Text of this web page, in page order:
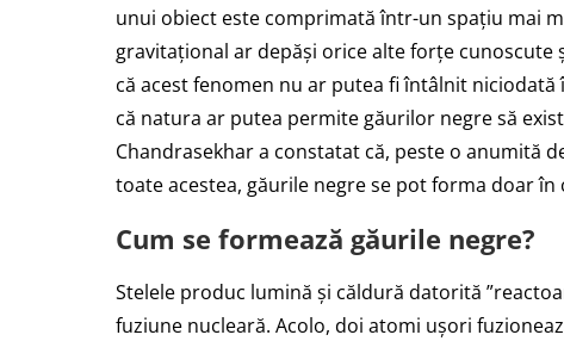
unui obiect este comprimată într-un spațiu mai
gravitațional ar depăși orice alte forțe
că acest fenomen nu ar putea fi întâlnit
că natura ar putea permite găurilor negre să
Chandrasekhar a constatat că, peste o anumită
toate acestea, găurile negre se pot forma doar
Cum se formează găurile negre?
Stelele produc lumină și căldură datorită
fuziune nucleară. Acolo, doi atomi ușori